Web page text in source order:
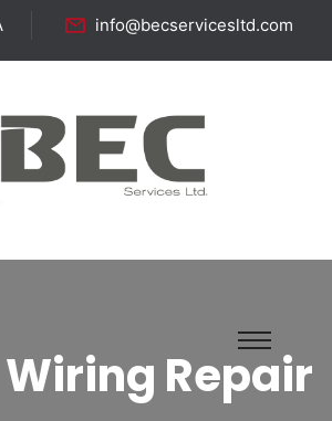
info@becservicesltd.com
Repair